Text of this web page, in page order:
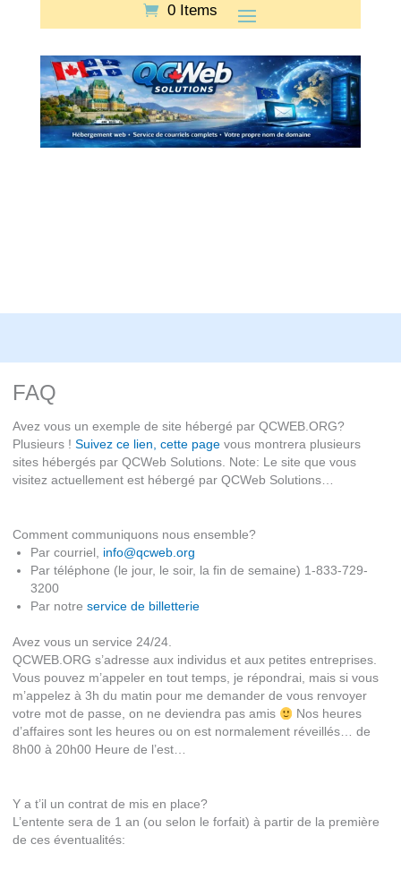
0 Items
FAQ
Avez vous un exemple de site hébergé par QCWEB.ORG?
Plusieurs ! Suivez ce lien, cette pagevous montrera plusieurs
sites hébergés par QCWeb Solutions. Note: Le site que vous
visitez actuellement est hébergé par QCWeb Solutions…
Comment communiquons nous ensemble?
Par courriel, info@qcweb.org
Par téléphone (le jour, le soir, la fin de semaine) 1-833-729-
3200
Par notre service de billetterie
Avez vous un service 24/24.
QCWEB.ORG s’adresse aux individus et aux petites entreprises.
Vous pouvez m’appeler en tout temps, je répondrai, mais si vous
m’appelez à 3h du matin pour me demander de vous renvoyer
votre mot de passe, on ne deviendra pas amis
Nos heures
d’affaires sont les heures ou on est normalement réveillés… de
8h00 à 20h00 Heure de l’est…
Y a t’il un contrat de mis en place?
L’entente sera de 1 an (ou selon le forfait) à partir de la première
de ces éventualités: